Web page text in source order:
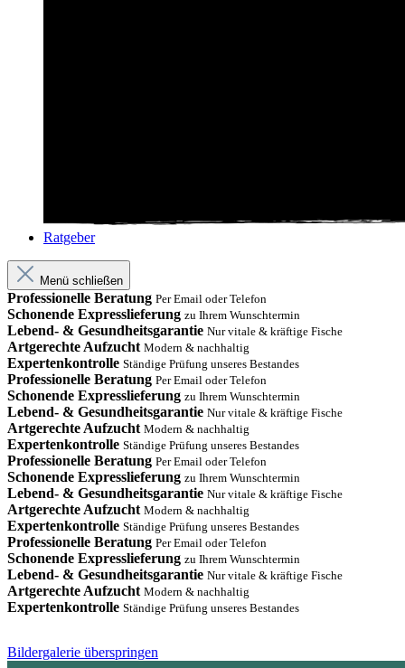
Ratgeber
Menü schließen
Professionelle Beratung Per Email oder Telefon
Schonende Expresslieferung zu Ihrem Wunschtermin
Lebend- & Gesundheitsgarantie Nur vitale & kräftige Fische
Artgerechte Aufzucht Modern & nachhaltig
Expertenkontrolle Ständige Prüfung unseres Bestandes
Professionelle Beratung Per Email oder Telefon
Schonende Expresslieferung zu Ihrem Wunschtermin
Lebend- & Gesundheitsgarantie Nur vitale & kräftige Fische
Artgerechte Aufzucht Modern & nachhaltig
Expertenkontrolle Ständige Prüfung unseres Bestandes
Professionelle Beratung Per Email oder Telefon
Schonende Expresslieferung zu Ihrem Wunschtermin
Lebend- & Gesundheitsgarantie Nur vitale & kräftige Fische
Artgerechte Aufzucht Modern & nachhaltig
Expertenkontrolle Ständige Prüfung unseres Bestandes
Professionelle Beratung Per Email oder Telefon
Schonende Expresslieferung zu Ihrem Wunschtermin
Lebend- & Gesundheitsgarantie Nur vitale & kräftige Fische
Artgerechte Aufzucht Modern & nachhaltig
Expertenkontrolle Ständige Prüfung unseres Bestandes
Bildergalerie überspringen